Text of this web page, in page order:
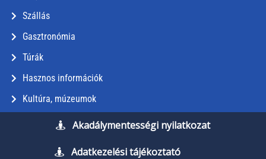
Szállás
Gasztronómia
Túrák
Hasznos információk
Kultúra, múzeumok
Akadálymentességi nyilatkozat
Adatkezelési tájékoztató